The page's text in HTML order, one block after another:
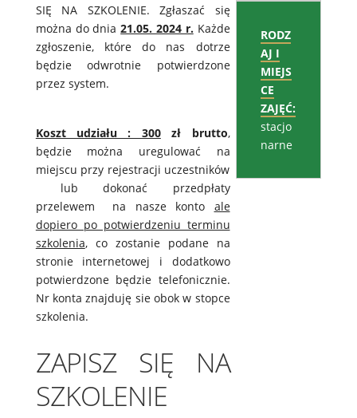
SIĘ NA SZKOLENIE. Zgłaszać się
można do dnia21.05. 2024 r. Każde
zgłoszenie, które do nas dotrze
będzie odwrotnie potwierdzone
przez system.
Koszt udziału : 300zł brutto,
będzie można uregulować na
miejscu przy rejestracji uczestników
lub dokonać przedpłaty
przelewem na nasze konto ale
dopiero po potwierdzeniu terminu
szkolenia, co zostanie podane na
stronie internetowej i dodatkowo
potwierdzone będzie telefonicznie.
Nr konta znajduję sie obok w stopce
szkolenia.
ZAPISZ SIĘ NA
SZKOLENIE
RODZ
AJ I
MIEJS
CE
ZAJĘĆ:
stacjo
narne